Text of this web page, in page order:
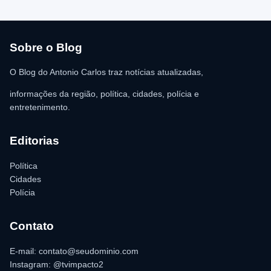
para as providências legais.
Sobre o Blog
O Blog do Antonio Carlos traz notícias atualizadas,
informações da região, política, cidades, polícia e
entretenimento.
Editorias
Política
Cidades
Polícia
Contato
E-mail: contato@seudominio.com
Instagram: @tvimpacto2